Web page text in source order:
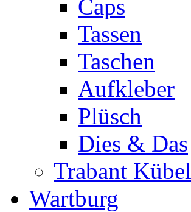
Caps
Tassen
Taschen
Aufkleber
Plüsch
Dies & Das
Trabant Kübel
Wartburg